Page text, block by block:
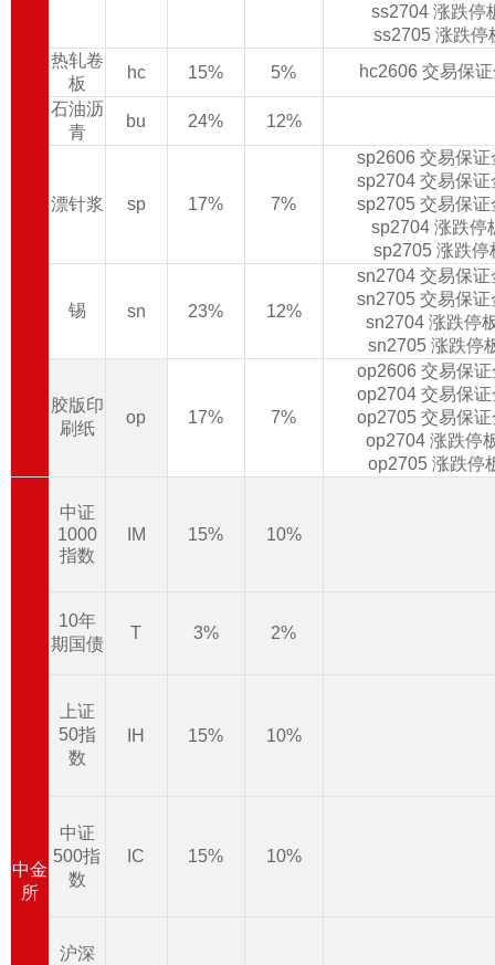
ss2704 涨跌停
ss2705 涨跌停
热轧卷
板
hc 15% 5%
hc2606 交易保
石油沥
青
bu 24% 12%
漂针浆 sp 17% 7%
sp2606 交易保
sp2704 交易保
sp2705 交易保
sp2704 涨跌停
sp2705 涨跌停
锡 sn 23% 12%
sn2704 交易保
sn2705 交易保
sn2704 涨跌停
sn2705 涨跌停
胶版印
刷纸
op 17% 7%
op2606 交易保
op2704 交易保
op2705 交易保
op2704 涨跌停
op2705 涨跌停
中金
所
中证
1000
指数
IM 15% 10%
10年
期国债
T 3% 2%
上证
50指
数
IH 15% 10%
中证
500指
数
IC 15% 10%
沪深